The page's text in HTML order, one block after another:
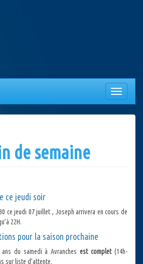
Afficher/
la
de semaine
ce jeudi soir
ce jeudi 07 juillet , Joseph arrivera en cours de
22H.
pour la saison prochaine
ans du samedi à Avranchesest complet(14h-
sur liste d’attente.